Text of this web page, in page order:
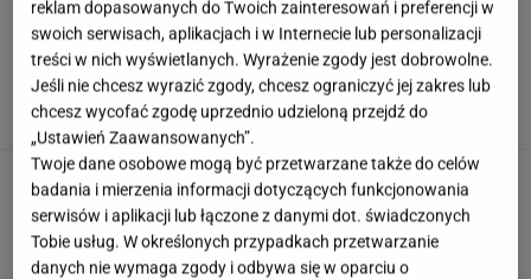
Wiadomo, ile emerytury dostaje Kwaśniewska.
Kwota zaskakuje
Zamówili produkty za pół
miliona. Ekspert ocenia składniki, które trafią
do kuchni prezydenta
ALEKSANDRA PIETROW
reklam dopasowanych do Twoich zainteresowań i preferencji w
swoich serwisach, aplikacjach i w Internecie lub personalizacji
treści w nich wyświetlanych. Wyrażenie zgody jest dobrowolne.
Jeśli nie chcesz wyrazić zgody, chcesz ograniczyć jej zakres lub
chcesz wycofać zgodę uprzednio udzieloną przejdź do
„Ustawień Zaawansowanych”.
Twoje dane osobowe mogą być przetwarzane także do celów
badania i mierzenia informacji dotyczących funkcjonowania
serwisów i aplikacji lub łączone z danymi dot. świadczonych
Tobie usług. W określonych przypadkach przetwarzanie
danych nie wymaga zgody i odbywa się w oparciu o